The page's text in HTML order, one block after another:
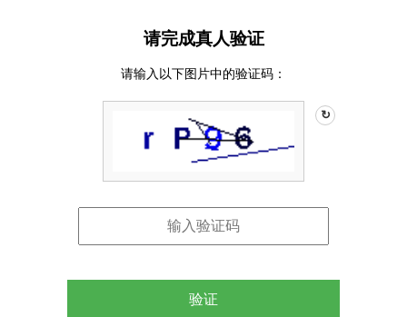
请完成真人验证
请输入以下图片中的验证码：
↻
验证